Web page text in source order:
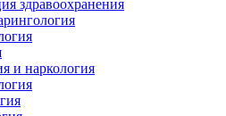
здравоохранения
и наркология